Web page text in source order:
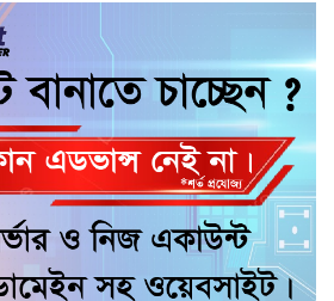
উজিরপুর উপজেলার ইউএনও ৬০ লাখ টাকা
ফেরত দিয়ে প্রশংসা কুড়িয়েছেন
আন্তর্জাতিক মেকআপ আর্টিস্ট সেলিনা মনিরের
ব্রাইডাল মাস্টারক্লাস ঢাকায় ৪ সেপ্টেম্বর থেকে
গৌরনদীতে বিএনপির সাংগঠনিক কার্যক্রম
জোরদারে মতবিনিময়